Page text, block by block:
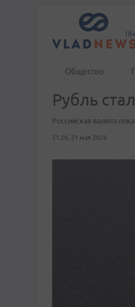
Общество
Рубль
Российская валюта
21:26, 21 мая 2026